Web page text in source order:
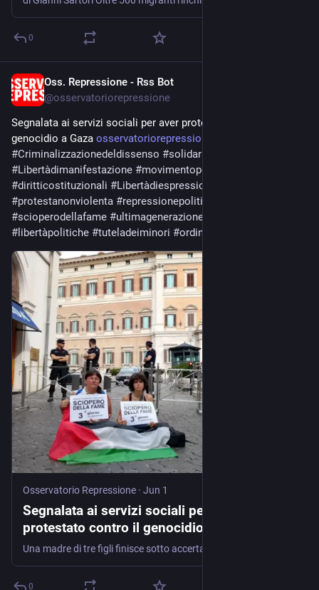
0
Oss. Repressione - Rss Bot
@osservatoriorepressione
Segnalata ai servizi sociali per aver protestato contro il
genocidio a Gaza osservatoriorepressione.info/s
#Criminalizzazionedeldissenso #solidarietàallaPalestina
#Libertàdimanifestazione #movimentoperlaPalestina
#diritticostituzionali #Libertàdiespressione
#protestanonviolenta #repressionepolitica
#scioperodellafame #ultimagenerazione
# libertàpolitiche #tuteladeiminori #ordinepubblico
Osservatorio Repressione · Jun 1
Segnalata ai servizi sociali per aver
protestato contro il genocidio a Gaza
0